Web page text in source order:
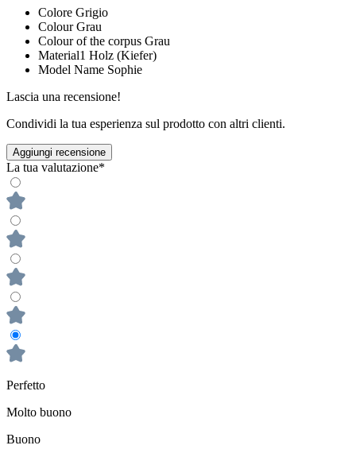
Colore Grigio
Colour Grau
Colour of the corpus Grau
Material1 Holz (Kiefer)
Model Name Sophie
Lascia una recensione!
Condividi la tua esperienza sul prodotto con altri clienti.
Aggiungi recensione
La tua valutazione*
Perfetto
Molto buono
Buono